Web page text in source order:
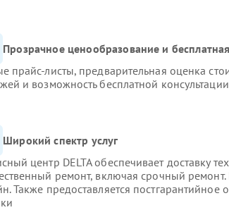
Прозрачное ценообразование и
прайс-листы, предварительная оценка
и возможность бесплатной
Широкий спектр услуг
центр DELTA обеспечивает доставку
ремонт, включая срочный ремонт.
Также предоставляется